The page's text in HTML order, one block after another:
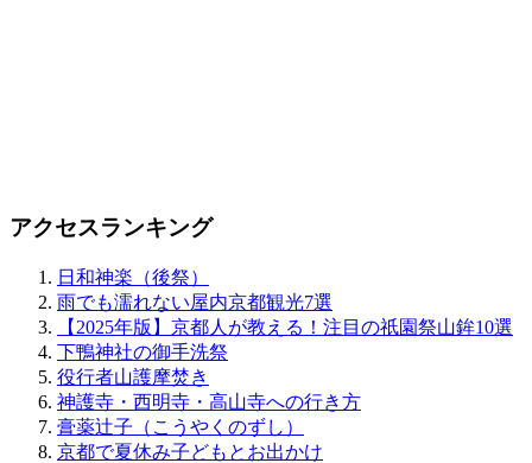
アクセスランキング
日和神楽（後祭）
雨でも濡れない屋内京都観光7選
【2025年版】京都人が教える！注目の祇園祭山鉾10選
下鴨神社の御手洗祭
役行者山護摩焚き
神護寺・西明寺・高山寺への行き方
膏薬辻子（こうやくのずし）
京都で夏休み子どもとお出かけ